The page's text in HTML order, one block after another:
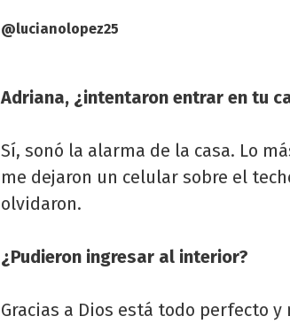
@lucianolopez25
Adriana, ¿intentaron entrar en tu
Sí, sonó la alarma de la casa. Lo
me dejaron un celular sobre el
olvidaron.
¿Pudieron ingresar al interior?
Gracias a Dios está todo perfecto